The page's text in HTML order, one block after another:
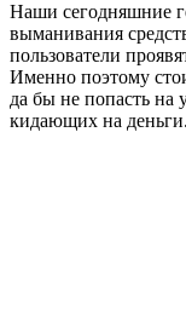
Наши сегодняшние
выманивания
пользователи
Именно поэтому
да бы не попасть на
кидающих на деньги.